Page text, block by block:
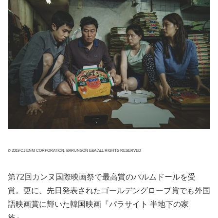
© 2019 CJ ENM CORPORATION, BARUNSON E&A ALL RIGHTS RESERVED
第72回カンヌ国際映画祭で最高賞のパルムドールを受
賞。更に、先日発表されたゴールデングローブ賞でも外国
語映画賞に輝いた韓国映画『パラサイト 半地下の家